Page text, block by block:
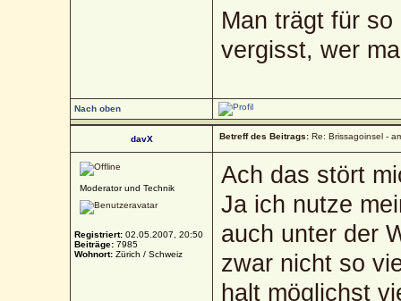
Man trägt für
vergisst, wer
Nach oben
davX Betreff des Beitrags: Re: Brissagoinsel -
Moderator und Technik
Registriert: 02.05.2007, 20:50
Beiträge: 7985
Wohnort: Zürich / Schweiz
Ach das stört
Ja ich nutze
auch unter der
zwar nicht so
halt möglichst